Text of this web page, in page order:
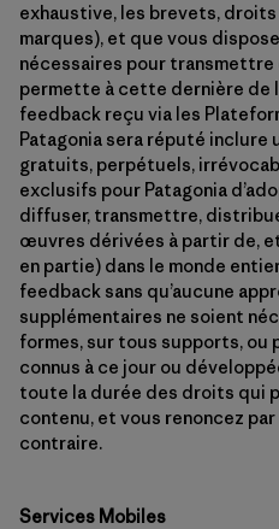
exhaustive, les brevets,
marques), et que vous
nécessaires pour transmettre
permette à cette dernière de
feedback reçu via les
Patagonia sera réputé
gratuits, perpétuels,
exclusifs pour Patagonia
diffuser, transmettre,
œuvres dérivées à partir de,
en partie) dans le monde
feedback sans qu’aucune
supplémentaires ne soient
formes, sur tous supports,
connus à ce jour ou
toute la durée des droits qui
contenu, et vous renoncez
contraire.
Services Mobiles